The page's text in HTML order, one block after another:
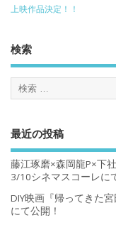
上映作品決定！！
検索
最近の投稿
藤江琢磨×森岡龍P×下社
3/10シネマスコーレに
DIY映画『帰ってきた
にて公開！